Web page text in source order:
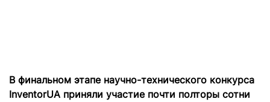
В финальном этапе научно-технического конкурса
InventorUA приняли участие почти полторы сотни